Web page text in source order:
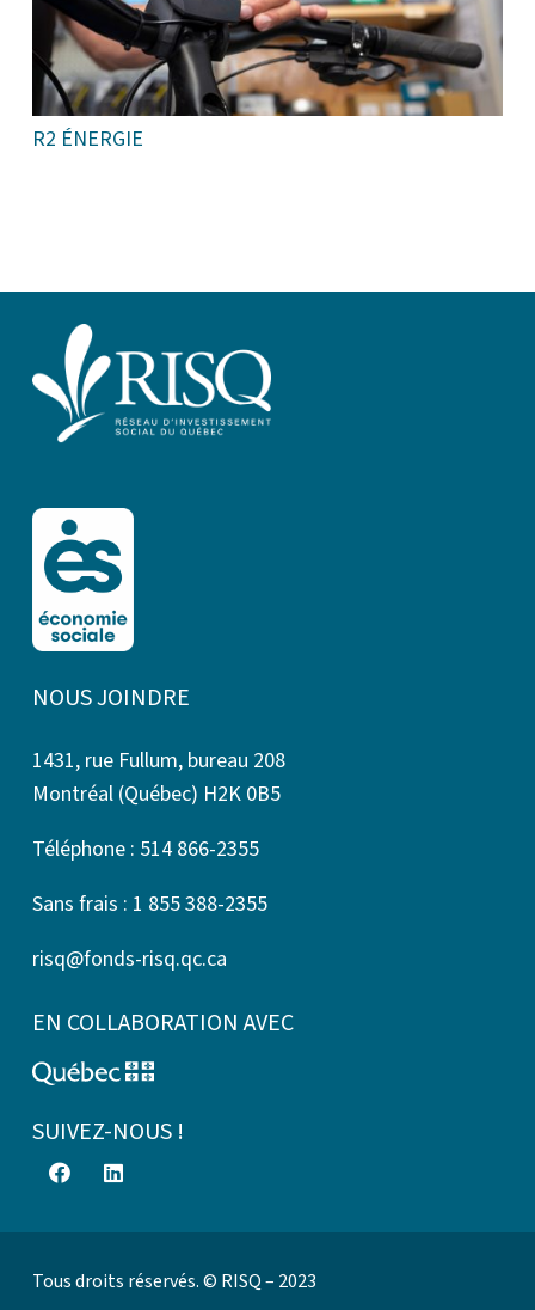
R2 ÉNERGIE
NOUS JOINDRE
1431, rue Fullum, bureau 208
Montréal (Québec) H2K 0B5
Téléphone : 514 866-2355
Sans frais : 1 855 388-2355
risq@fonds-risq.qc.ca
EN COLLABORATION AVEC
SUIVEZ-NOUS !
Tous droits réservés. © RISQ – 2023